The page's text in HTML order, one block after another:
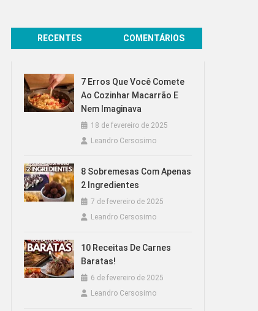
RECENTES COMENTÁRIOS
7 Erros Que Você Comete
Ao Cozinhar Macarrão E
Nem Imaginava
18 de fevereiro de 2025
Leandro Cersosimo
8 Sobremesas Com Apenas
2 Ingredientes
7 de fevereiro de 2025
Leandro Cersosimo
10 Receitas De Carnes
Baratas!
6 de fevereiro de 2025
Leandro Cersosimo